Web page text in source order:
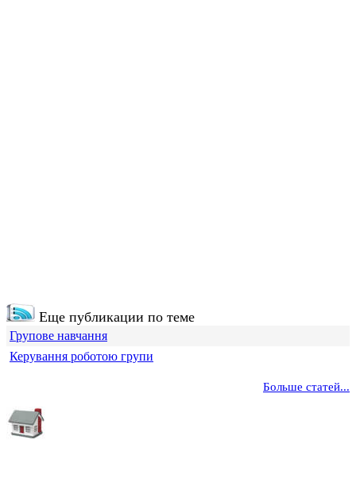
Еще публикации по теме
Групове навчання
Керування роботою групи
Больше статей...